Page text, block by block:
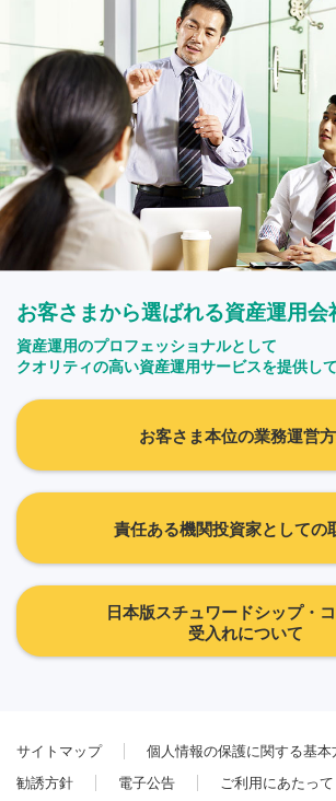
お客さまから選ばれる資産運用会
資産運用のプロフェッショナルとして
クオリティの高い資産運用サービスを提供し
お客さま本位の業務運営
責任ある機関投資家としての
日本版スチュワードシップ・
受入れについて
サイトマップ
個人情報の保護に関する基本
勧誘方針
電子公告 ご利用にあたって